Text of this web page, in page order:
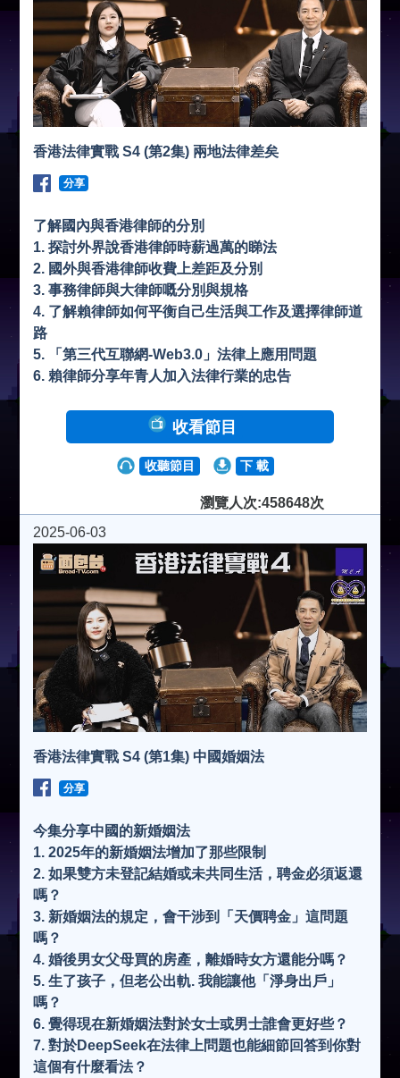
香港法律實戰 S4 (第2集) 兩地法律差矣
分享
了解國內與香港律師的分別
1. 探討外界說香港律師時薪過萬的睇法
2. 國外與香港律師收費上差距及分別
3. 事務律師與大律師嘅分別與規格
4. 了解賴律師如何平衡自己生活與工作及選擇律師道
路
5. 「第三代互聯網-Web3.0」法律上應用問題
6. 賴律師分享年青人加入法律行業的忠告
收看節目
收聽節目 下 載
瀏覽人次:458648次
2025-06-03
香港法律實戰 S4 (第1集) 中國婚姻法
分享
今集分享中國的新婚姻法
1. 2025年的新婚姻法增加了那些限制
2. 如果雙方未登記結婚或未共同生活，聘金必須返還
嗎？
3. 新婚姻法的規定，會干涉到「天價聘金」這問題
嗎？
4. 婚後男女父母買的房產，離婚時女方還能分嗎？
5. 生了孩子，但老公出軌. 我能讓他「淨身出戶」
嗎？
6. 覺得現在新婚姻法對於女士或男士誰會更好些？
7. 對於DeepSeek在法律上問題也能細節回答到你對
這個有什麼看法？